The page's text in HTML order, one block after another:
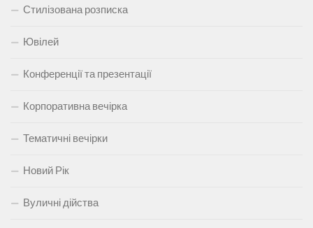
Стилізована розписка
Ювілей
Конференції та презентації
Корпоративна вечірка
Тематичні вечірки
Новий Рік
Вуличні дійства